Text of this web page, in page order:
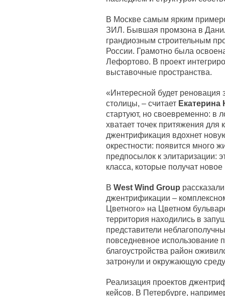
В Москве самым ярким
ЗИЛ. Бывшая промзона в
грандиозным строительным
России. Грамотно была
Лефортово. В проект
выставочные пространства.
«Интересной будет
столицы, – считает Екатерина
стартуют, но своевременно: в
хватает точек притяжения для
джентрификация вдохнет
окрестности: появится много
предпосылок к элитаризации:
класса, которые получат
В West Wind Group
джентрификации –
Цветного» на Цветном
территория находились в
представители
повседневное использование
благоустройства район
затронули и окружающую
Реализация проектов
кейсов. В Петербурге,